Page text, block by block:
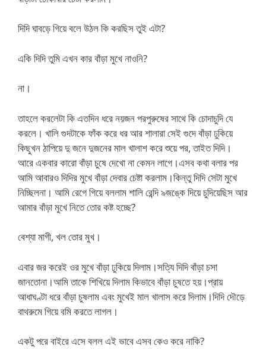
দিদি ঘাবড়ে গিয়ে বলে উঠল কি করছিস তুই এটা?
একি দিদি তুমি এখন কার বাঁড়া মুখে নাওনি?
না।
তাহলে করলেটা কি এতদিন ধরে নয়জন পরপুরুষের সাথে কি চোদাচুদি যে
করলে। খালি গুদটাকে ফাঁক করে ধর আর শালারা সেই গুদে বাঁড়া ঢুকিয়ে
কিছুখন ঠাপিয়ে দু জনে দুজনের মাল খালাশ করে শুয়ে পর, তাইত দিদি।
আরে একবার কারো বাঁড়া চুষে দেখো না কেমন লাগে।এসব কথা বলার পর
আমি আবারও দিদির মুখে বাঁড়া দেবার চেষ্টা করলাম।কিন্তু দিদি সেটা মুখে
নিচ্ছিলনা। আমি রেগে গিয়ে বললাম শালি রেন্দি ৯জঙ্কে দিয়ে চুদিয়েছিস আর
আমার বাঁড়া মুখে নিতে তোর কষ্ট হচ্ছে?
বেশ্যা মাগী, খল তোর মুখ।
এবার জর করেই ওর মুখে বাঁড়া ঢুকিয়ে দিলাম।সত্যি দিদি বাঁড়া চসা
জানতোনা।আমি তাকে শিখিয়ে দিলাম কিভাবে বাঁড়া চুষতে হয়।প্রায়
আধাঘণ্টা ধরে বাঁড়া চুষলাম এবং মুখেই মাল খালাস করে দিলাম।দিদি দৌড়ে
বাথরুমে গিয়ে বমি করতে লাগল।
একটু পরে বাইরে এসে বলল এই ভাবে এসব কেও করে নাকি?